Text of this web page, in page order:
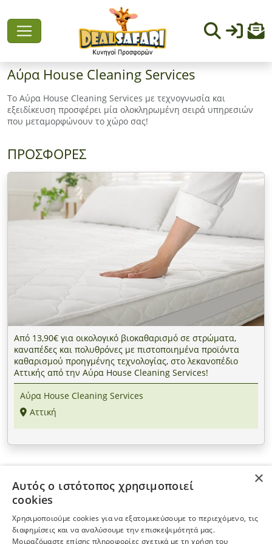
Αύρα House Cleaning Services
Το Αύρα House Cleaning Services με τεχνογνωσία και
εξειδίκευση προσφέρει μία ολοκληρωμένη σειρά υπηρεσιών
που μεταμορφώνουν το χώρο σας!
ΠΡΟΣΦΟΡΕΣ
Από 13,90€ για οικολογικό βιοκαθαρισμό σε στρώματα,
καναπέδες και πολυθρόνες με πιστοποιημένα προϊόντα
καθαρισμού προηγμένης τεχνολογίας, στο λεκανοπέδιο
Αττικής από την Αύρα House Cleaning Services!
Αύρα House Cleaning Services
Αττική
ΠΛΗΡΟΦΟΡΙΕΣ
Η ΕΤΑΙΡΕΙΑ
×
Αυτός ο ιστότοπος χρησιμοποιεί
cookies
Χρησιμοποιούμε cookies για να εξατομικεύσουμε το περιεχόμενο, τις
διαφημίσεις και να αναλύσουμε την επισκεψιμότητά μας.
Μοιραζόμαστε επίσης πληροφορίες σχετικά με τη χρήση του